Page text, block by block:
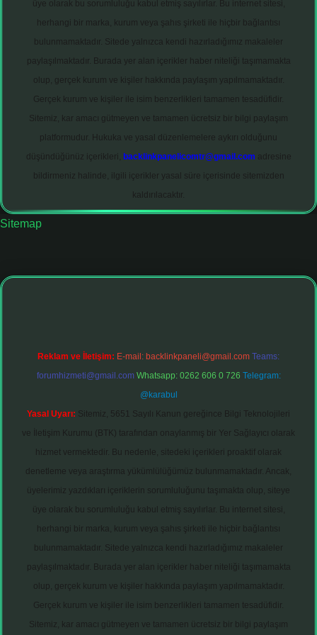
üye olarak bu sorumluluğu kabul etmiş sayılırlar. Bu internet sitesi,
herhangi bir marka, kurum veya şahıs şirketi ile hiçbir bağlantısı
bulunmamaktadır. Sitede yalnızca kendi hazırladığımız makaleler
paylaşılmaktadır. Burada yer alan içerikler haber niteliği taşımamakta
olup, gerçek kurum ve kişiler hakkında paylaşım yapılmamaktadır.
Gerçek kurum ve kişiler ile isim benzerlikleri tamamen tesadüfidir.
Sitemiz, kar amacı gütmeyen ve tamamen ücretsiz bir bilgi paylaşım
platformudur. Hukuka ve yasal düzenlemelere aykırı olduğunu
düşündüğünüz içerikleri, backlinkpanelicomtr@gmail.com adresine
bildirmeniz halinde, ilgili içerikler yasal süre içerisinde sitemizden
kaldırılacaktır.
Sitemap
Reklam ve İletişim: E-mail: backlinkpaneli@gmail.com Teams:
forumhizmeti@gmail.com Whatsapp: 0262 606 0 726 Telegram:
@karabul
Yasal Uyarı: Sitemiz, 5651 Sayılı Kanun gereğince Bilgi Teknolojileri
ve İletişim Kurumu (BTK) tarafından onaylanmış bir Yer Sağlayıcı olarak
hizmet vermektedir. Bu nedenle, sitedeki içerikleri proaktif olarak
denetleme veya araştırma yükümlülüğümüz bulunmamaktadır. Ancak,
üyelerimiz yazdıkları içeriklerin sorumluluğunu taşımakta olup, siteye
üye olarak bu sorumluluğu kabul etmiş sayılırlar. Bu internet sitesi,
herhangi bir marka, kurum veya şahıs şirketi ile hiçbir bağlantısı
bulunmamaktadır. Sitede yalnızca kendi hazırladığımız makaleler
paylaşılmaktadır. Burada yer alan içerikler haber niteliği taşımamakta
olup, gerçek kurum ve kişiler hakkında paylaşım yapılmamaktadır.
Gerçek kurum ve kişiler ile isim benzerlikleri tamamen tesadüfidir.
Sitemiz, kar amacı gütmeyen ve tamamen ücretsiz bir bilgi paylaşım